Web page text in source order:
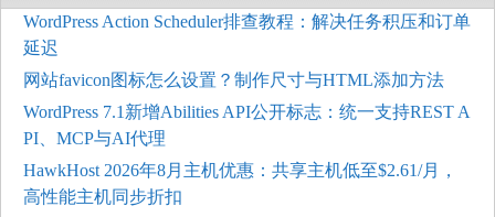
WordPress Action Scheduler排查教程：解决任务积压和订单
延迟
网站favicon图标怎么设置？制作尺寸与HTML添加方法
WordPress 7.1新增Abilities API公开标志：统一支持REST A
PI、MCP与AI代理
HawkHost 2026年8月主机优惠：共享主机低至$2.61/月，
高性能主机同步折扣